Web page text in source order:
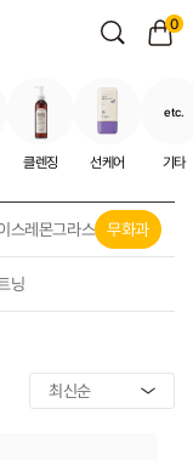
0
클렌징 선케어
etc.
기타
스레몬그라스 무화과
닝